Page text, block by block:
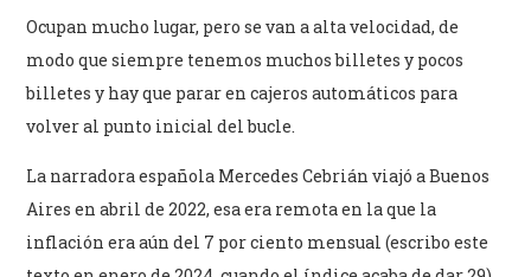
Ocupan mucho lugar, pero se van a alta velocidad, de
modo que siempre tenemos muchos billetes y pocos
billetes y hay que parar en cajeros automáticos para
volver al punto inicial del bucle.
La narradora española Mercedes Cebrián viajó a Buenos
Aires en abril de 2022, esa era remota en la que la
inflación era aún del 7 por ciento mensual (escribo este